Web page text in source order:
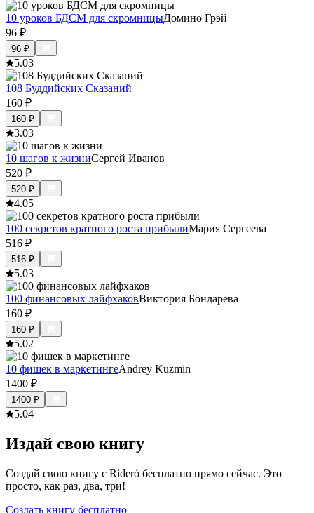
10 уроков БДСМ для скромницыДомино Грэй
96 ₽
96 ₽
5.03
108 Буддийских Сказаний
160 ₽
160 ₽
3.03
10 шагов к жизниСергей Иванов
520 ₽
520 ₽
4.05
100 секретов кратного роста прибылиМария Сергеева
516 ₽
516 ₽
5.03
100 финансовых лайфхаковВиктория Бондарева
160 ₽
160 ₽
5.02
10 фишек в маркетингеAndrey Kuzmin
1400 ₽
1400 ₽
5.04
Издай свою книгу
Создай свою книгу с Rideró бесплатно прямо сейчас. Это
просто, как раз, два, три!
Создать книгу бесплатно